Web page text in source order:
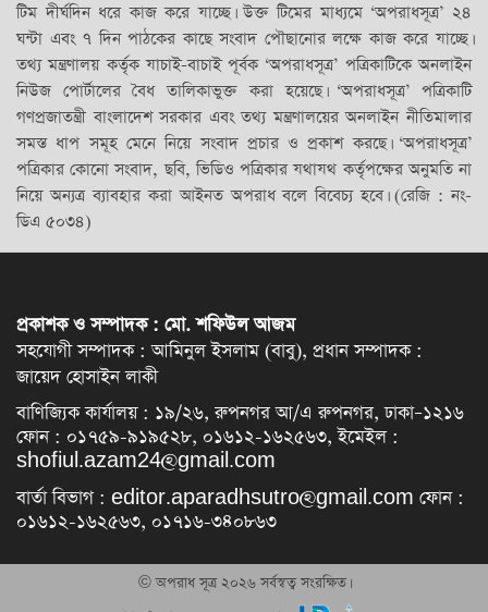
টিম দীর্ঘদিন ধরে কাজ করে যাচ্ছে। উক্ত টিমের মাধ্যমে ‘অপরাধসূত্র’ ২৪
ঘন্টা এবং ৭ দিন পাঠকের কাছে সংবাদ পৌছানোর লক্ষে কাজ করে যাচ্ছে।
তথ্য মন্ত্রণালয় কর্তৃক যাচাই-বাচাই পূর্বক ‘অপরাধসূত্র’ পত্রিকাটিকে অনলাইন
নিউজ পোর্টালের বৈধ তালিকাভুক্ত করা হয়েছে। ‘অপরাধসূত্র’ পত্রিকাটি
গণপ্রজাতন্ত্রী বাংলাদেশ সরকার এবং তথ্য মন্ত্রণালয়ের অনলাইন নীতিমালার
সমস্ত ধাপ সমূহ মেনে নিয়ে সংবাদ প্রচার ও প্রকাশ করছে। ‘অপরাধসূত্র’
পত্রিকার কোনো সংবাদ, ছবি, ভিডিও পত্রিকার যথাযথ কর্তৃপক্ষের অনুমতি না
নিয়ে অন্যত্র ব্যাবহার করা আইনত অপরাধ বলে বিবেচ্য হবে। (রেজি : নং-
ডিএ ৫০৩৪)
প্রকাশক ও সম্পাদক : মো. শফিউল আজম
সহযোগী সম্পাদক : আমিনুল ইসলাম (বাবু), প্রধান সম্পাদক :
জায়েদ হোসাইন লাকী
বাণিজ্যিক কার্যালয় : ১৯/২৬, রুপনগর আ/এ রুপনগর, ঢাকা–১২১৬
ফোন : ০১৭৫৯-৯১৯৫২৮, ০১৬১২-১৬২৫৬৩, ইমেইল :
shofiul.azam24@gmail.com
বার্তা বিভাগ : editor.aparadhsutro@gmail.com ফোন :
০১৬১২-১৬২৫৬৩, ০১৭১৬-৩৪০৮৬৩
© অপরাধ সূত্র ২০২৬ সর্বস্বত্ব সংরক্ষিত।